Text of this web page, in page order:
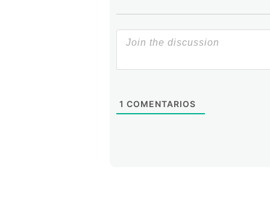
1 COMENTARIOS